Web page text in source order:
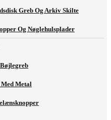
Greb Og Arkiv Skilte
Og Nøglehulsplader
Metal